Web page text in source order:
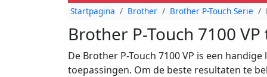
Startpagina Brother Brother P-Touch Serie
Brother P-Touch 7100 VP
De Brother P-Touch 7100 VP is een
toepassingen. Om de beste resultaten te